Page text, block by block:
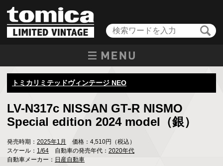
トミカリミテッドヴィンテージ NEO
LV-N317c NISSAN GT-R NISMO
Special edition 2024 model（銀）
発売時期： 2025年1月
価格：4,510円（税込）
スケール： 1/64 自動車の発売年代： 2020年代
自動車メーカー： 日産自動車